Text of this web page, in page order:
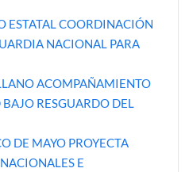
ESTATAL COORDINACIÓN
NACIONAL PARA
ACOMPAÑAMIENTO
RESGUARDO DEL
DE MAYO PROYECTA
E